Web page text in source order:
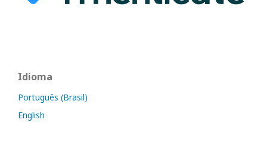
Idioma
Português (Brasil)
English